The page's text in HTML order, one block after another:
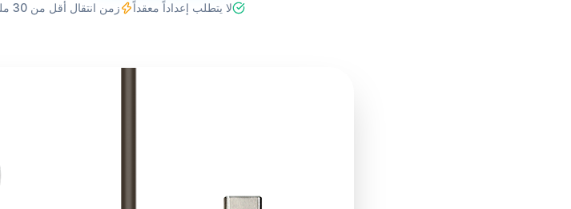
لا يتطلب إعداداً معقداً زمن انتقال أقل من 30 مللي ثانية